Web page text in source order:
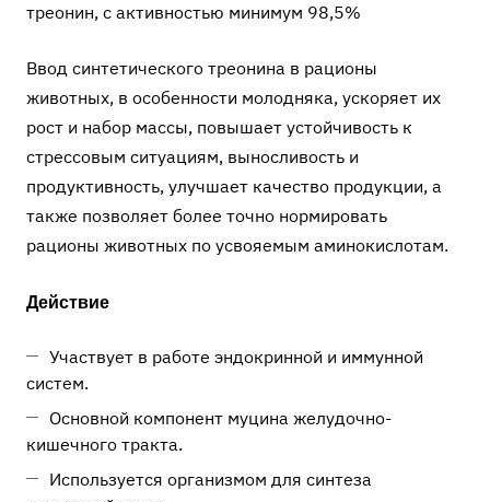
треонин, с активностью минимум 98,5%
Ввод синтетического треонина в рационы
животных, в особенности молодняка, ускоряет их
рост и набор массы, повышает устойчивость к
стрессовым ситуациям, выносливость и
продуктивность, улучшает качество продукции, а
также позволяет более точно нормировать
рационы животных по усвояемым аминокислотам.
Действие
Участвует в работе эндокринной и иммунной
систем.
Основной компонент муцина желудочно-
кишечного тракта.
Используется организмом для синтеза